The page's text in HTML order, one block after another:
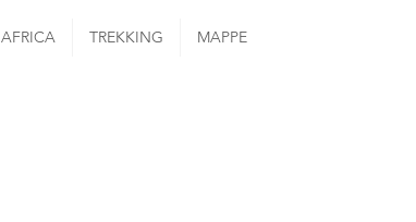
AFRICA TREKKING MAPPE